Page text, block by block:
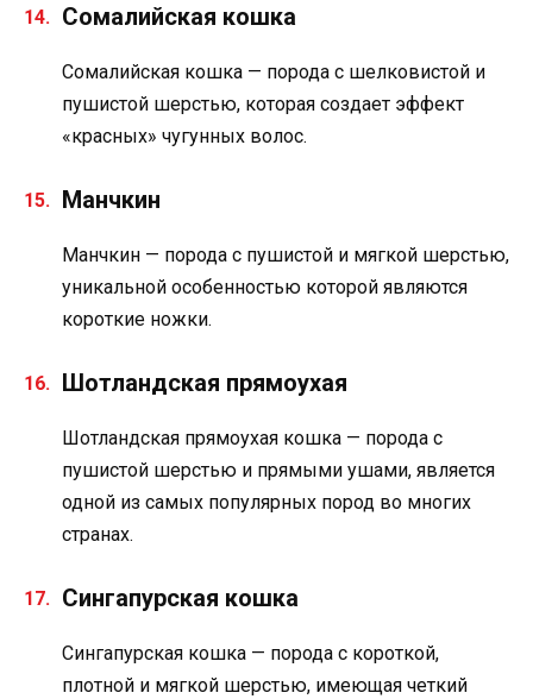
Сомалийская кошка
Сомалийская кошка — порода с шелковистой и
пушистой шерстью, которая создает эффект
«красных» чугунных волос.
Манчкин
Манчкин — порода с пушистой и мягкой шерстью,
уникальной особенностью которой являются
короткие ножки.
Шотландская прямоухая
Шотландская прямоухая кошка — порода с
пушистой шерстью и прямыми ушами, является
одной из самых популярных пород во многих
странах.
Сингапурская кошка
Сингапурская кошка — порода с короткой,
плотной и мягкой шерстью, имеющая четкий